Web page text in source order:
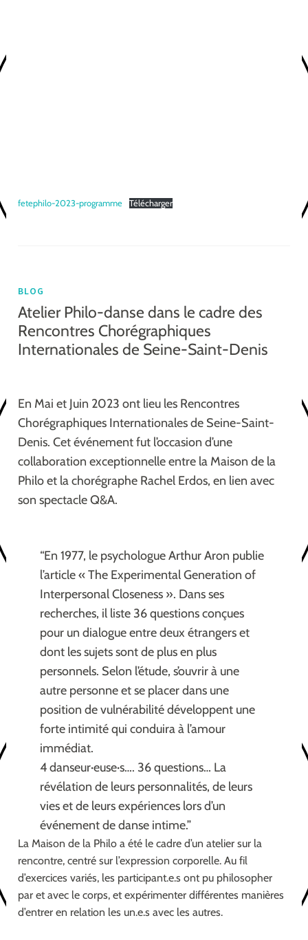
fetephilo-2023-programme Télécharger
BLOG
Atelier Philo-danse dans le cadre des
Rencontres Chorégraphiques
Internationales de Seine-Saint-Denis
En Mai et Juin 2023 ont lieu les Rencontres
Chorégraphiques Internationales de Seine-Saint-
Denis. Cet événement fut l’occasion d’une
collaboration exceptionnelle entre la Maison de la
Philo et la chorégraphe Rachel Erdos, en lien avec
son spectacle Q&A.
“En 1977, le psychologue Arthur Aron publie
l’article « The Experimental Generation of
Interpersonal Closeness ». Dans ses
recherches, il liste 36 questions conçues
pour un dialogue entre deux étrangers et
dont les sujets sont de plus en plus
personnels. Selon l’étude, s’ouvrir à une
autre personne et se placer dans une
position de vulnérabilité développent une
forte intimité qui conduira à l’amour
immédiat.
4 danseur·euse·s…. 36 questions… La
révélation de leurs personnalités, de leurs
vies et de leurs expériences lors d’un
événement de danse intime.”
La Maison de la Philo a été le cadre d’un atelier sur la
rencontre, centré sur l’expression corporelle. Au fil
d’exercices variés, les participant.e.s ont pu philosopher
par et avec le corps, et expérimenter différentes manières
d’entrer en relation les un.e.s avec les autres.